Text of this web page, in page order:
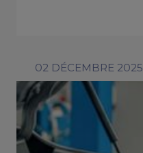
02 DÉCEMBRE 2025